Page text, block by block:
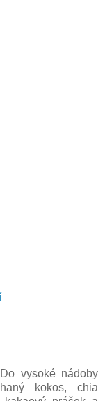
vysoké nádoby
kokos, chia